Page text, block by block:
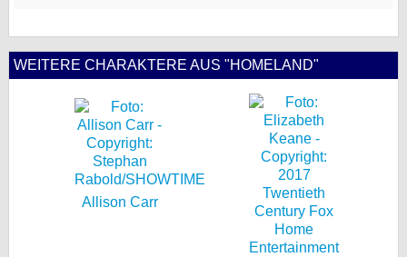
WEITERE CHARAKTERE AUS "HOMELAND"
Allison Carr